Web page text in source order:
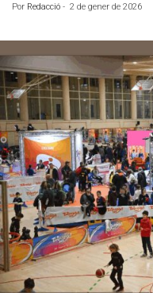
Por Redacció - 2 de gener de 2026